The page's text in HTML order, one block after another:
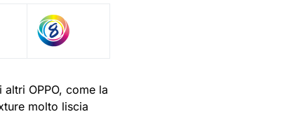
OPPO, come la
molto liscia